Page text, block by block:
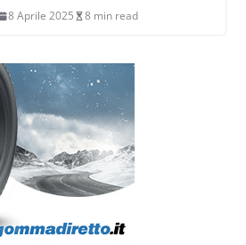
8 Aprile 2025 8 min read